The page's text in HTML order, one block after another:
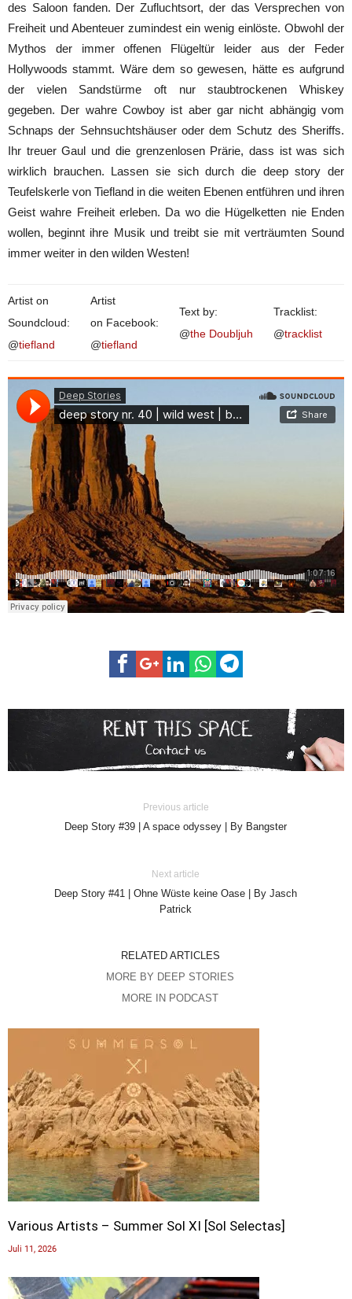
des Saloon fanden. Der Zufluchtsort, der das Versprechen von
Freiheit und Abenteuer zumindest ein wenig einlöste. Obwohl der
Mythos der immer offenen Flügeltür leider aus der Feder
Hollywoods stammt. Wäre dem so gewesen, hätte es aufgrund
der vielen Sandstürme oft nur staubtrockenen Whiskey
gegeben. Der wahre Cowboy ist aber gar nicht abhängig vom
Schnaps der Sehnsuchtshäuser oder dem Schutz des Sheriffs.
Ihr treuer Gaul und die grenzenlosen Prärie, dass ist was sich
wirklich brauchen. Lassen sie sich durch die deep story der
Teufelskerle von Tiefland in die weiten Ebenen entführen und ihren
Geist wahre Freiheit erleben. Da wo die Hügelketten nie Enden
wollen, beginnt ihre Musik und treibt sie mit verträumten Sound
immer weiter in den wilden Westen!
Artist on
Soundcloud:
@tiefland
Artist
on Facebook:
@tiefland
Text by:
@the Doubljuh
Tracklist:
@tracklist
Previous article
Deep Story #39 | A space odyssey | By Bangster
Next article
Deep Story #41 | Ohne Wüste keine Oase | By Jasch
Patrick
RELATED ARTICLES
MORE BY DEEP STORIES
MORE IN PODCAST
Various Artists – Summer Sol XI [Sol Selectas]
Juli 11, 2026